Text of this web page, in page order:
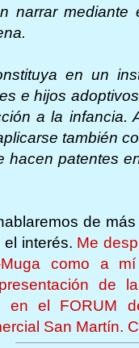
narrar
en un
e hijos
a la infancia.
también
hacen patentes
de
interés. Me
como a
de
en el FORUM
San Martín.